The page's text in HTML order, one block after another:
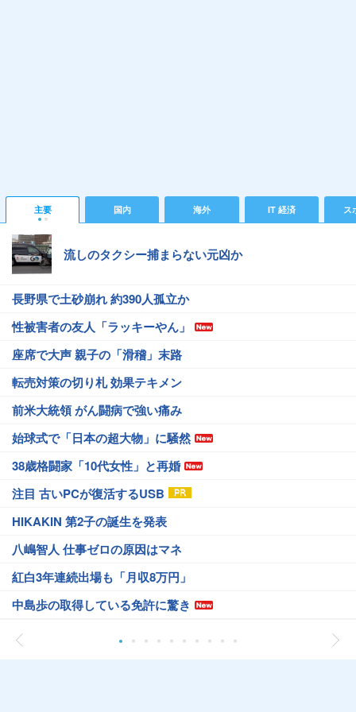
主要 国内 海外 IT 経済 ス
流しのタクシー捕まらない元凶か
長野県で土砂崩れ 約390人孤立か
性被害者の友人「ラッキーやん」
座席で大声 親子の「滑稽」末路
転売対策の切り札 効果テキメン
前米大統領 がん闘病で強い痛み
始球式で「日本の超大物」に騒然
38歳格闘家「10代女性」と再婚
注目 古いPCが復活するUSB
HIKAKIN 第2子の誕生を発表
八嶋智人 仕事ゼロの原因はマネ
紅白3年連続出場も「月収8万円」
中島歩の取得している免許に驚き